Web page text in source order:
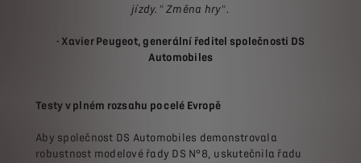
jízdy." Změna hry".
- Xavier Peugeot, generální ředitel společnosti DS
Automobiles
Testy v plném rozsahu po celé Evropě
Aby společnost DS Automobiles demonstrovala
robustnost modelové řady DS N°8, uskutečnila řadu